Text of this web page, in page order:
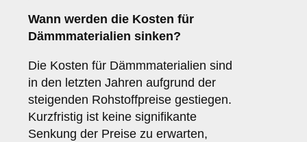
Wann werden die Kosten für
Dämmmaterialien sinken?
Die Kosten für Dämmmaterialien sind
in den letzten Jahren aufgrund der
steigenden Rohstoffpreise gestiegen.
Kurzfristig ist keine signifikante
Senkung der Preise zu erwarten,